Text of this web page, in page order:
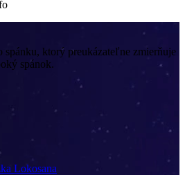
spánku, ktorý preukázateľne zmierňuje
spánok.
Lokosana